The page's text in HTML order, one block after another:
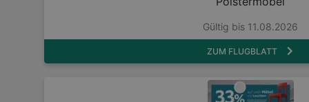
Gültig bis 11.08.2026
ZUM FLUGBLATT